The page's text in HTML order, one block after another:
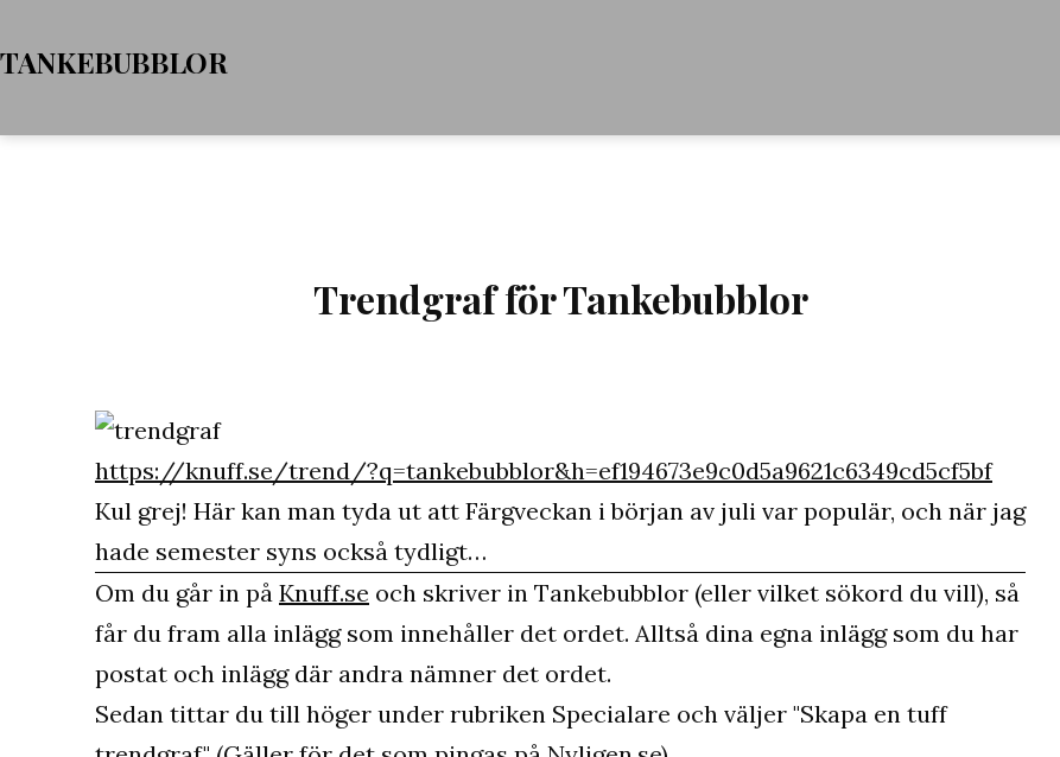
till
TANKEBUBBLOR
Trendgraf för Tankebubblor
https://knuff.se/trend/?q=tankebubblor&h=ef194673e9c0d5a9621c6349cd5cf5bf
Kul grej! Här kan man tyda ut att Färgveckan i början av juli var populär, och när jag
hade semester syns också tydligt…
Om du går in på Knuff.se och skriver in Tankebubblor (eller vilket sökord du vill), så
får du fram alla inlägg som innehåller det ordet. Alltså dina egna inlägg som du har
postat och inlägg där andra nämner det ordet.
Sedan tittar du till höger under rubriken Specialare och väljer "Skapa en tuff